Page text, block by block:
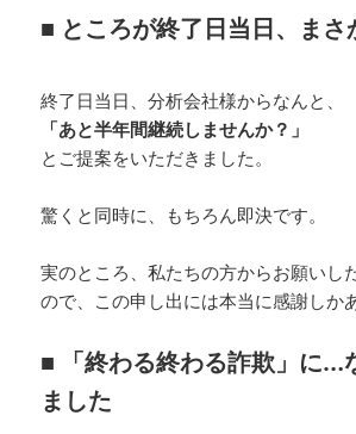
■ ところが終了日当日、ま
終了日当日、分析会社様からなんと、
「あと半年間継続しませんか？」
とご提案をいただきました。
驚くと同時に、もちろん即決です。
実のところ、私たちの方からお願いし
ので、この申し出には本当に感謝しか
■ 「終わる終わる詐欺」に…
ました